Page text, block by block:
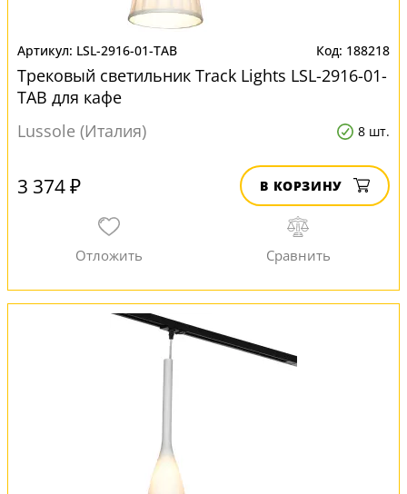
LSL-2916-01-TAB 188218
Трековый светильник Track Lights LSL-2916-01-
TAB для кафе
Lussole (Италия)
8 шт.
3 374 ₽ В КОРЗИНУ